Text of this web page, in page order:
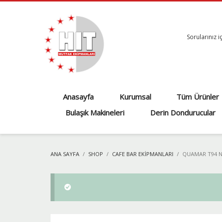
Sorularınız
Anasayfa Kurumsal Tüm Ürünler
Bulaşık Makineleri
Derin Dondurucular
ANA SAYFA SHOP CAFE BAR EKIPMANLARI QUAMAR T94